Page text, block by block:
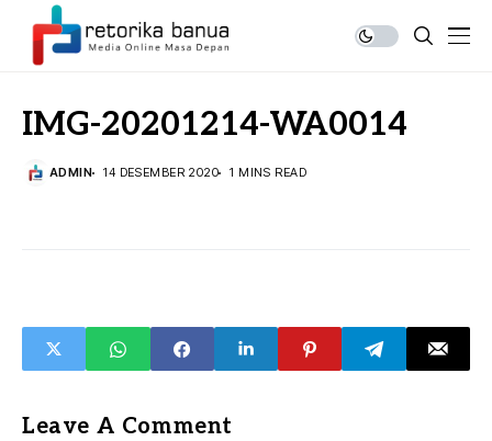
IMG-20201214-WA0014
ADMIN 14 DESEMBER 2020 1 MINS READ
Leave A Comment